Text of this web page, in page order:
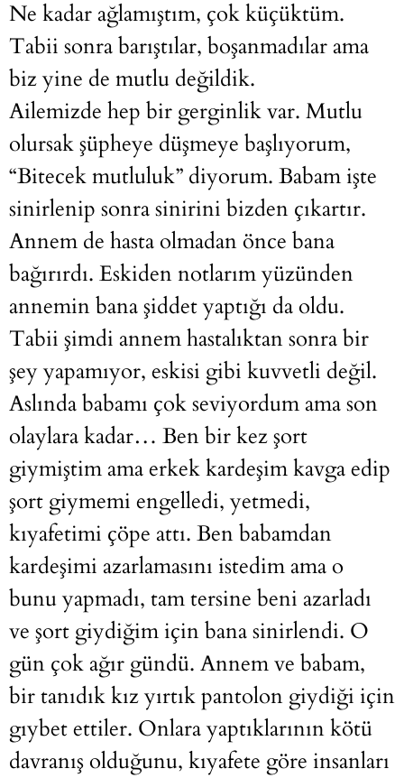
Ne kadar ağlamıştım, çok küçüktüm.
Tabii sonra barıştılar, boşanmadılar ama
biz yine de mutlu değildik.
Ailemizde hep bir gerginlik var. Mutlu
olursak şüpheye düşmeye başlıyorum,
“Bitecek mutluluk” diyorum. Babam işte
sinirlenip sonra sinirini bizden çıkartır.
Annem de hasta olmadan önce bana
bağırırdı. Eskiden notlarım yüzünden
annemin bana şiddet yaptığı da oldu.
Tabii şimdi annem hastalıktan sonra bir
şey yapamıyor, eskisi gibi kuvvetli değil.
Aslında babamı çok seviyordum ama son
olaylara kadar… Ben bir kez şort
giymiştim ama erkek kardeşim kavga edip
şort giymemi engelledi, yetmedi,
kıyafetimi çöpe attı. Ben babamdan
kardeşimi azarlamasını istedim ama o
bunu yapmadı, tam tersine beni azarladı
ve şort giydiğim için bana sinirlendi. O
gün çok ağır gündü. Annem ve babam,
bir tanıdık kız yırtık pantolon giydiği için
gıybet ettiler. Onlara yaptıklarının kötü
davranış olduğunu, kıyafete göre insanları